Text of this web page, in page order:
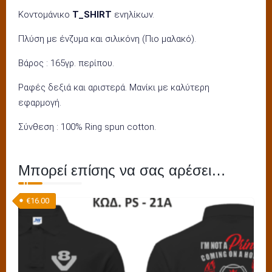
Κοντομάνικο T_SHIRT ενηλίκων.
Πλύση με ένζυμα και σιλικόνη (Πιο μαλακό).
Βάρος : 165γρ. περίπου.
Ραφές δεξιά και αριστερά. Μανίκι με καλύτερη
εφαρμογή.
Σύνθεση : 100% Ring spun cotton.
Μπορεί επίσης να σας αρέσει…
€16.00